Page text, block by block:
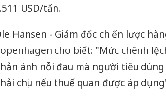
USD/tấn.
Hansen - Giám đốc chiến lược
cho biết: "Mức chênh
ánh nỗi đau mà người tiêu
chịu nếu thuế quan được áp